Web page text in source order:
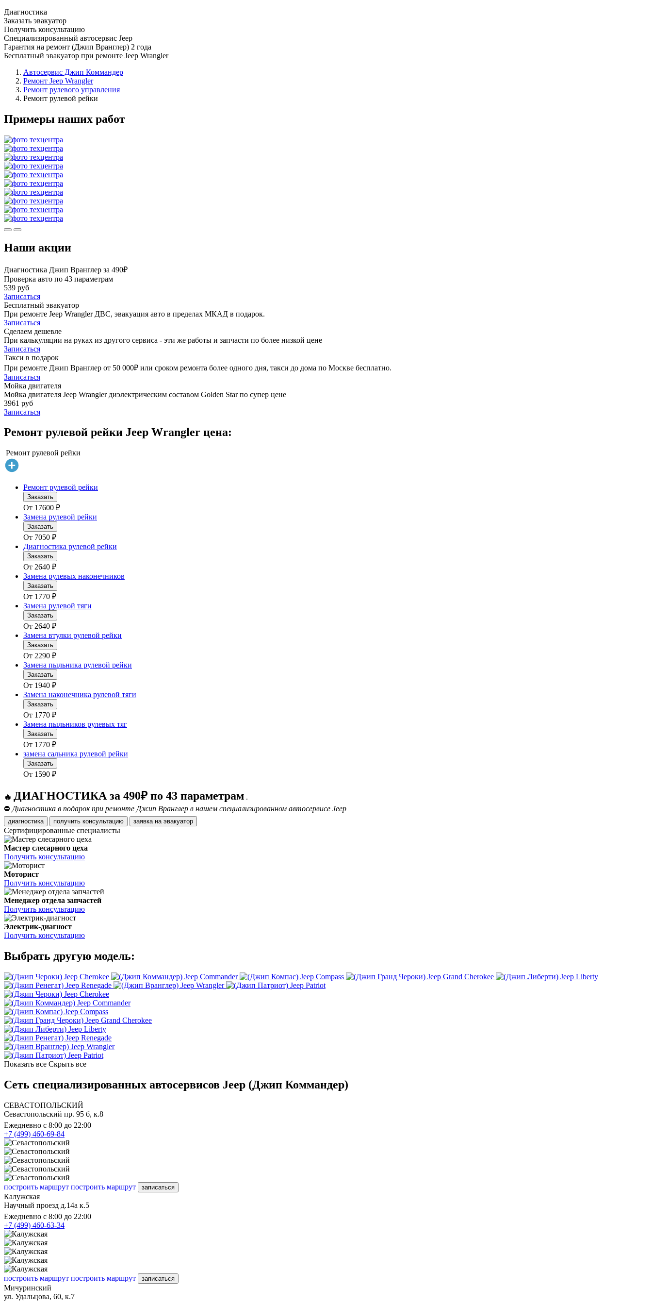
Диагностика
Заказать эвакуатор
Получить консультацию
Специализированный автосервис Jeep
Гарантия на ремонт (Джип Вранглер) 2 года
Бесплатный эвакуатор при ремонте Jeep Wrangler
Автосервис Джип Коммандер
Ремонт Jeep Wrangler
Ремонт рулевого управления
Ремонт рулевой рейки
Примеры наших работ
Наши акции
Диагностика Джип Вранглер за 490₽
Проверка авто по 43 параметрам
539 руб
Записаться
Бесплатный эвакуатор
При ремонте Jeep Wrangler ДВС, эвакуация авто в пределах МКАД в подарок.
Записаться
Сделаем дешевле
При калькуляции на руках из другого сервиса - эти же работы и запчасти по более низкой цене
Записаться
Такси в подарок
При ремонте Джип Вранглер от 50 000₽ или сроком ремонта более одного дня, такси до дома по Москве бесплатно.
Записаться
Мойка двигателя
Мойка двигателя Jeep Wrangler диэлектрическим составом Golden Star по супер цене
3961 руб
Записаться
Ремонт рулевой рейки Jeep Wrangler цена:
Ремонт рулевой рейки
Ремонт рулевой рейки
Заказать
От 17600 ₽
Замена рулевой рейки
Заказать
От 7050 ₽
Диагностика рулевой рейки
Заказать
От 2640 ₽
Замена рулевых наконечников
Заказать
От 1770 ₽
Замена рулевой тяги
Заказать
От 2640 ₽
Замена втулки рулевой рейки
Заказать
От 2290 ₽
Замена пыльника рулевой рейки
Заказать
От 1940 ₽
Замена наконечника рулевой тяги
Заказать
От 1770 ₽
Замена пыльников рулевых тяг
Заказать
От 1770 ₽
замена сальника рулевой рейки
Заказать
От 1590 ₽
🔥 ДИАГНОСТИКА за 490₽ по 43 параметрам .
⛔ Диагностика в подарок при ремонте Джип Вранглер в нашем специализированном автосервисе Jeep
диагностика получить консультацию заявка на эвакуатор
Сертифицированные специалисты
Мастер слесарного цеха
Получить консультацию
Моторист
Получить консультацию
Менеджер отдела запчастей
Получить консультацию
Электрик-диагност
Получить консультацию
Выбрать другую модель:
Jeep Cherokee Jeep Commander Jeep Compass Jeep Grand Cherokee
Jeep Liberty
Jeep Renegade
Jeep Wrangler
Jeep Patriot
Jeep Cherokee
Jeep Commander
Jeep Compass
Jeep Grand Cherokee
Jeep Liberty
Jeep Renegade
Jeep Wrangler
Jeep Patriot
Показать все Скрыть все
Сеть специализированных автосервисов Jeep (Джип Коммандер)
СЕВАСТОПОЛЬСКИЙ
Севастопольский пр. 95 б, к.8
Ежедневно с 8:00 до 22:00
+7 (499) 460-69-84
построить маршрут построить маршрут записаться
Калужская
Научный проезд д.14а к.5
Ежедневно с 8:00 до 22:00
+7 (499) 460-63-34
построить маршрут построить маршрут записаться
Мичуринский
ул. Удальцова, 60, к.7